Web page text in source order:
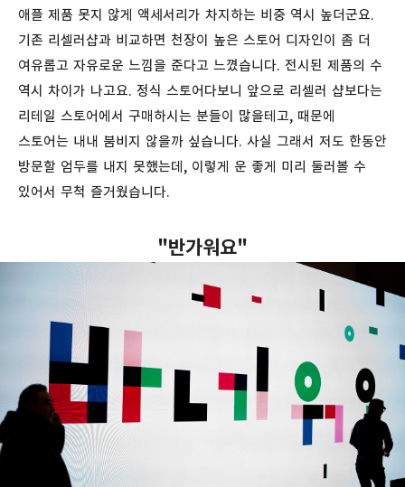
애플 제품 못지 않게 액세서리가 차지하는 비중 역시 높더군요.
기존 리셀러샵과 비교하면 천장이 높은 스토어 디자인이 좀 더
여유롭고 자유로운 느낌을 준다고 느꼈습니다. 전시된 제품의 수
역시 차이가 나고요. 정식 스토어다보니 앞으로 리셀러 샵보다는
리테일 스토어에서 구매하시는 분들이 많을테고, 때문에
스토어는 내내 붐비지 않을까 싶습니다. 사실 그래서 저도 한동안
방문할 엄두를 내지 못했는데, 이렇게 운 좋게 미리 둘러볼 수
있어서 무척 즐거웠습니다.
"반가워요"